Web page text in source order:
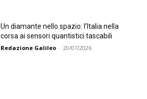
Un diamante nello spazio: l’Italia nella
corsa ai sensori quantistici tascabili
Redazione Galileo - 20/07/2026